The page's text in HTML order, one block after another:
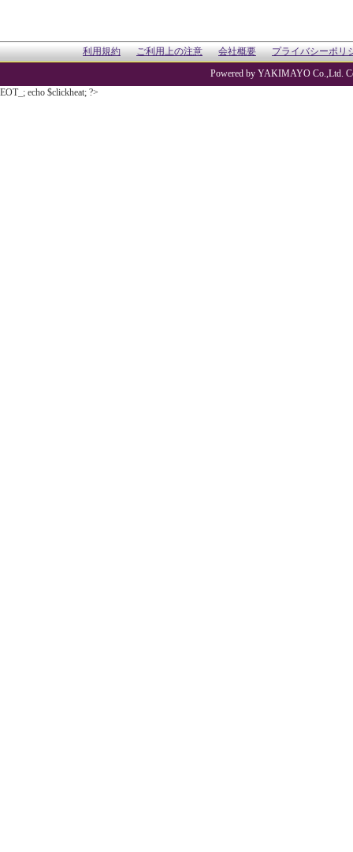
利用規約 ご利用上の注意 会社概要 プライバシーポリ
Powered by YAKIMAYO Co.,Ltd.
EOT_; echo $clickheat; ?>